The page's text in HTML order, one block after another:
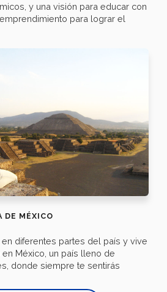
y una visión para educar con
para lograr el
DE MÉXICO
en diferentes partes del país y vive
México, un país lleno de
donde siempre te sentirás